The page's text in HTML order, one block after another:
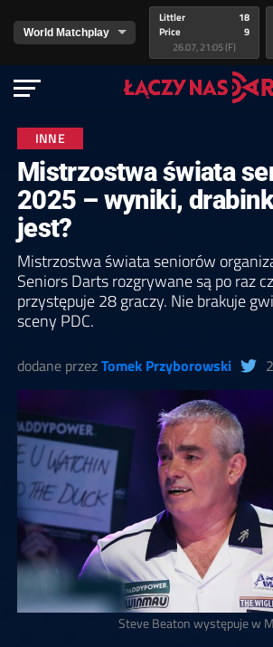
Littler
Price
18
9
26.07, 21:05 (F)
INNE
Mistrzostwa świata
2025 – wyniki,
jest?
Mistrzostwa świata seniorów
Seniors Darts rozgrywane są po raz
przystępuje 28 graczy. Nie brakuje
sceny PDC.
dodane przezTomek Przyborowski
Steve Beaton występuje w